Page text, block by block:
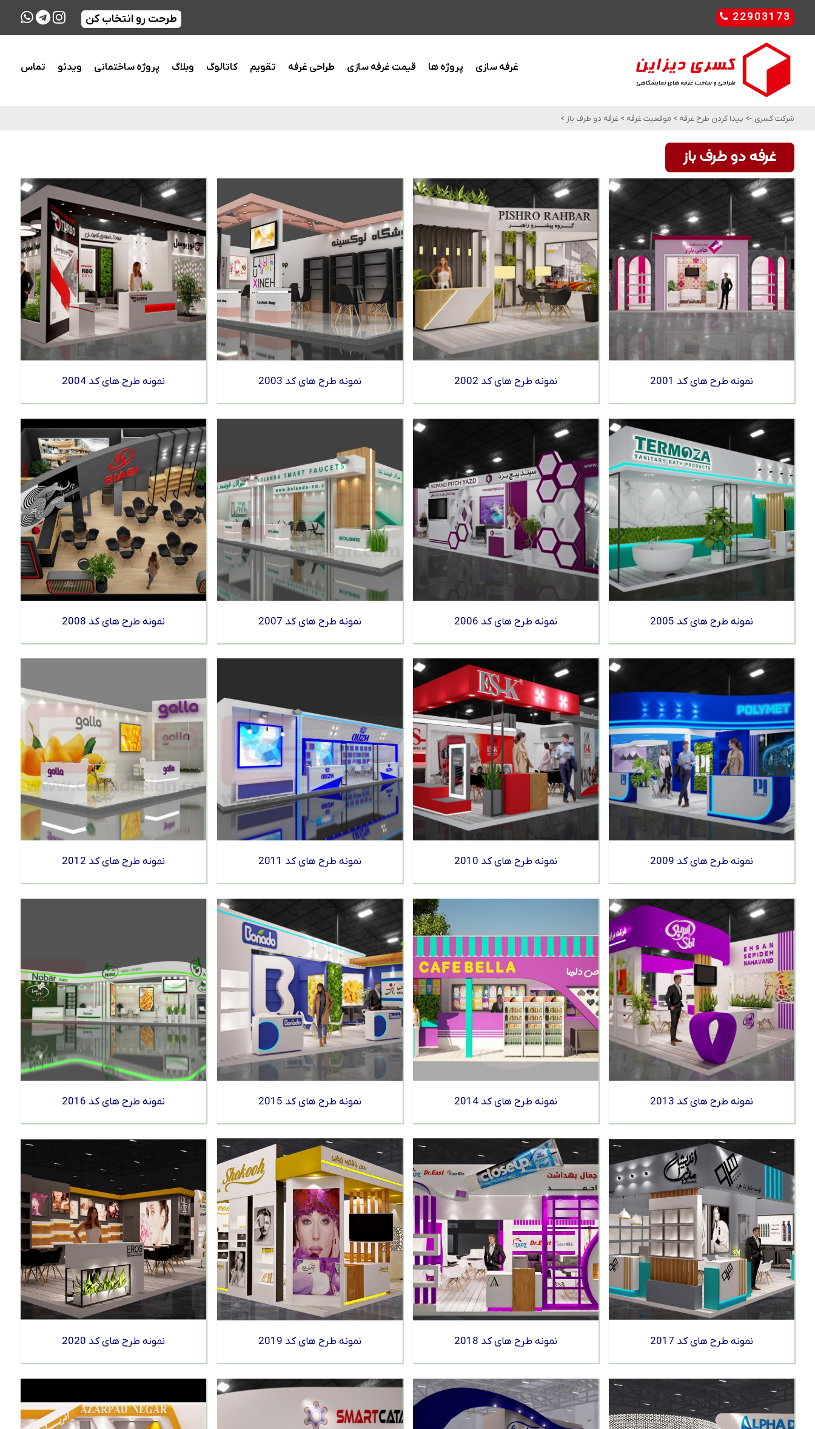
22903173 طرحت رو انتخاب کن
غرفه سازی پروژه ها قیمت غرفه سازی طراحی غرفه تقویم کاتالوگ وبلاگ پروژه ساختمانی ویدئو تماس
شرکت کسری -> پیدا کردن طرح غرفه > موقعیت غرفه > غرفه دو طرف باز >
غرفه دو طرف باز
نمونه طرح های کد 2001 نمونه طرح های کد 2002 نمونه طرح های کد 2003 نمونه طرح های کد 2004
نمونه طرح های کد 2005 نمونه طرح های کد 2006 نمونه طرح های کد 2007 نمونه طرح های کد 2008
نمونه طرح های کد 2009 نمونه طرح های کد 2010 نمونه طرح های کد 2011 نمونه طرح های کد 2012
نمونه طرح های کد 2013 نمونه طرح های کد 2014 نمونه طرح های کد 2015 نمونه طرح های کد 2016
نمونه طرح های کد 2017 نمونه طرح های کد 2018 نمونه طرح های کد 2019 نمونه طرح های کد 2020